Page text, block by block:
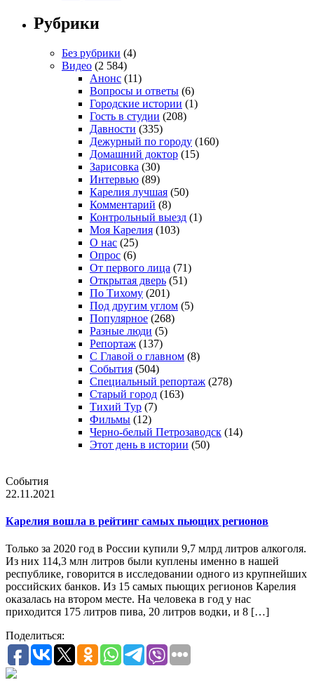
Рубрики
Без рубрики (4)
Видео (2 584)
Анонс (11)
Вопросы и ответы (6)
Городские истории (1)
Гость в студии (208)
Давности (335)
Дежурный по городу (160)
Домашний доктор (15)
Зарисовка (30)
Интервью (89)
Карелия лучшая (50)
Комментарий (8)
Контрольный выезд (1)
Моя Карелия (103)
О нас (25)
Опрос (6)
От первого лица (71)
Открытая дверь (51)
По Тихому (201)
Под другим углом (5)
Популярное (268)
Разные люди (5)
Репортаж (137)
С Главой о главном (8)
События (504)
Специальный репортаж (278)
Старый город (163)
Тихий Тур (7)
Фильмы (12)
Черно-белый Петрозаводск (14)
Этот день в истории (50)
События
22.11.2021
Карелия вошла в рейтинг самых пьющих регионов
Только за 2020 год в России купили 9,7 млрд литров алкоголя.
Из них 114,3 млн литров были куплены именно в нашей
республике, говорится в исследовании одного из крупнейших
российских банков. Из 15 самых пьющих регионов Карелия
оказалась на втором месте. На человека в год у нас
приходится 175 литров пива, 20 литров водки, и 8 […]
Поделиться: